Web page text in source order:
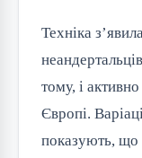
Техніка
тому, і
Європі.
показують, що